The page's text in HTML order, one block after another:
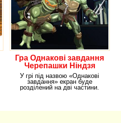
Гра Однакові завдання
Черепашки Ніндзя
У грі під назвою «Однакові
завдання» екран буде
розділений на дві частини.